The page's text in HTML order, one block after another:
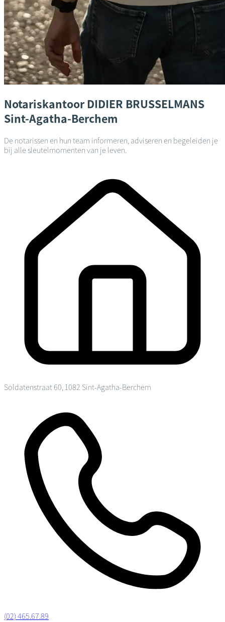
Notariskantoor DIDIER BRUSSELMANS
Sint-Agatha-Berchem
De notarissen en hun team informeren, adviseren en begeleiden je
bij alle sleutelmomenten van je leven.
Soldatenstraat 60, 1082 Sint-Agatha-Berchem
(02) 465.67.89